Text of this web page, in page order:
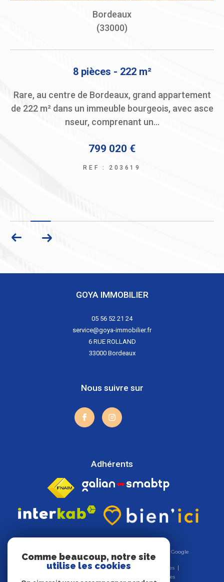
Bordeaux
(33000)
8 pièces - 222 m²
Rare, au centre de Bordeaux, grand appartement
de 222 m² dans un immeuble bourgeois, avec asce
nseur, comprenant un...
799 020 €
REF : 203619
GOYA IMMOBILIER
05 56 52 21 24
service@goya-immobilier.fr
6 RUE ROLLAND
33000
Bordeaux
Nous suivre sur
Adhérents
© 2026 | Tous droits réservés | Traduction powered by Google
|
Nos honoraires
Plan du site
Mentions légales
Cookies
Comme beaucoup, notre site
utilise les cookies